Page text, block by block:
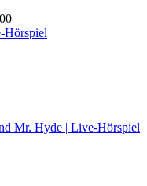
Hörspiel
Mr. Hyde | Live-Hörspiel